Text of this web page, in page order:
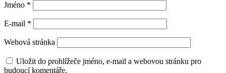
Jméno *
E-mail *
Webová stránka
Uložit do prohlížeče jméno, e-mail a webovou stránku pro
budoucí komentáře.